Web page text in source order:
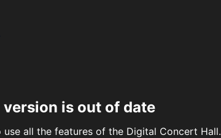
is out of date
all the features of the Digital Concert Hall.